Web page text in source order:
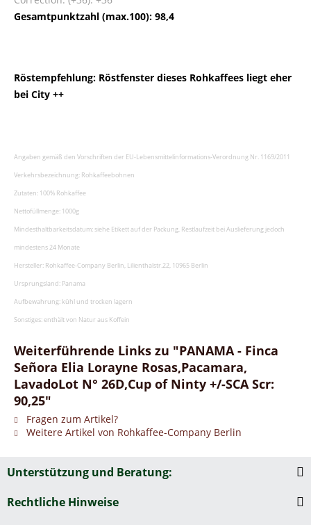
Gesamtpunktzahl (max.100): 98,4
Röstempfehlung: Röstfenster dieses Rohkaffees liegt eher
bei City ++
Angaben gemäß den Vorschriften der EU-Lebensmittelinformations-Verordnung Nr. 1169/2011
Verkehrsbezeichnung: Rohkaffeebohnen
Zutaten: 100% Rohkaffee
Nettofüllmenge: 1000g
Mindesthaltbarkeitsdatum: siehe Etikett auf der Packung, Restlaufzeit bei Auslieferung jedoch
mindestens 24 Monate
Hersteller: Rohkaffee-Company Berlin, Lilienthalstr.22, 10965 Berlin
Ursprungsland: Panama
Aufbewahrung: kühl und trocken lagern
Sonstiges: enthält von Natur aus Koffein
Weiterführende Links zu "PANAMA - Finca
Señora Elia Lorayne Rosas,Pacamara,
LavadoLot N° 26D,Cup of Ninty +/-SCA Scr:
90,25"
Fragen zum Artikel?
Weitere Artikel von Rohkaffee-Company Berlin
Unterstützung und Beratung:
Rechtliche Hinweise